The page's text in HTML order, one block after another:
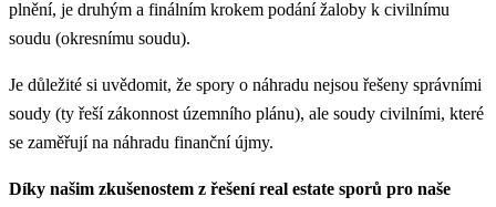
plnění, je druhým a finálním krokem podání žaloby k civilnímu
soudu (okresnímu soudu).
Je důležité si uvědomit, že spory o náhradu nejsou řešeny správními
soudy (ty řeší zákonnost územního plánu), ale soudy civilními, které
se zaměřují na náhradu finanční újmy.
Díky našim zkušenostem z řešení real estate sporů pro naše